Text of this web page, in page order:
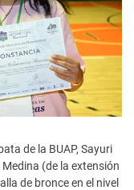
de la BUAP, Sayuri
(de la extensión
de bronce en el nivel